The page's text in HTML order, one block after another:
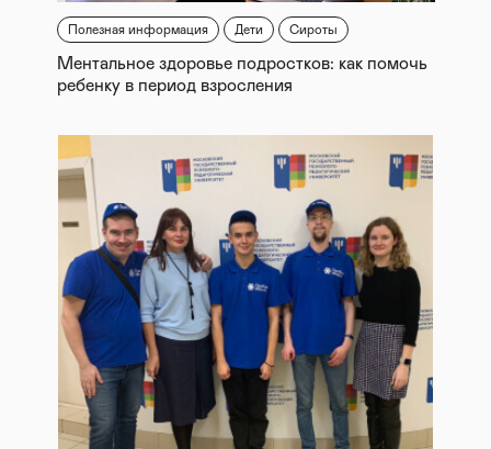
Полезная информация Дети Сироты
Ментальное здоровье подростков: как помочь
ребенку в период взросления